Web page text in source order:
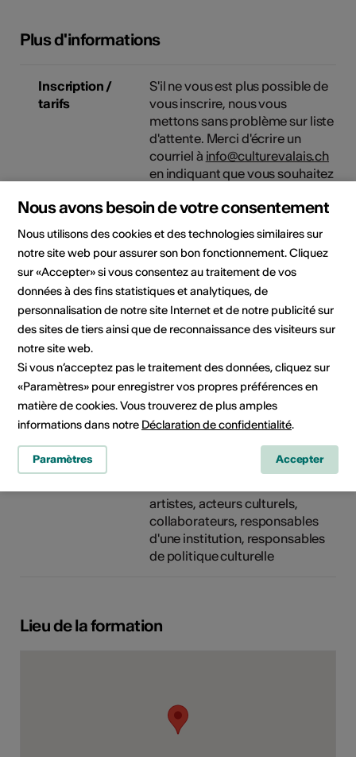
Plus d'informations
Inscription /
tarifs
S'il ne vous est plus possible de
vous inscrire, nous vous
mettons sans problème sur liste
d'attente. Merci d'écrire un
courriel à info@culturevalais.ch
en indiquant que vous souhaitez
Tarifs
La participation est gratuite.
Organisateur
Culture Valais
Rue de Lausanne 45
1950 Sion
Téléphone +41 27 606 45 69
Site Internet
Rubriques
culturelles
Type de formation
artistes, acteurs culturels,
collaborateurs, responsables
d'une institution, responsables
de politique culturelle
Lieu de la formation
Nous avons besoin de votre consentement
Nous utilisons des cookies et des technologies similaires sur
notre site web pour assurer son bon fonctionnement. Cliquez
sur «Accepter» si vous consentez au traitement de vos
données à des fins statistiques et analytiques, de
personnalisation de notre site Internet et de notre publicité sur
des sites de tiers ainsi que de reconnaissance des visiteurs sur
notre site web.
Si vous n’acceptez pas le traitement des données, cliquez sur
«Paramètres» pour enregistrer vos propres préférences en
matière de cookies. Vous trouverez de plus amples
informations dans notre Déclaration de confidentialité.
Paramètres Accepter